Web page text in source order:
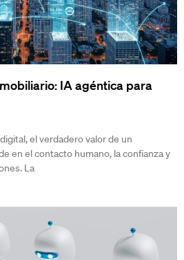
IA agéntica para
el verdadero valor de un
en el contacto humano, la confianza y
La